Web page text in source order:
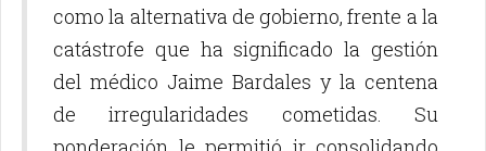
como la alternativa de gobierno, frente a la
catástrofe que ha significado la gestión
del médico Jaime Bardales y la centena
de irregularidades cometidas. Su